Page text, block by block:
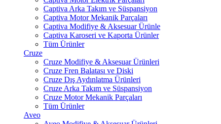
Captiva Arka Takım ve Süspansiyon
Captiva Motor Mekanik Parçaları
Captiva Modifiye & Aksesuar Ürünle
Captiva Karoseri ve Kaporta Ürünler
Tüm Ürünler
Cruze
Cruze Modifiye & Aksesuar Ürünleri
Cruze Fren Balatası ve Diski
Cruze Dış Aydınlatma Ürünleri
Cruze Arka Takım ve Süspansiyon
Cruze Motor Mekanik Parçaları
Tüm Ürünler
Aveo